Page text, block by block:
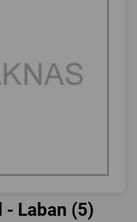
- Laban (5)